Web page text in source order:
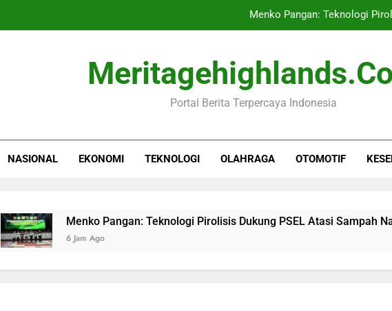
Menko Pangan: Teknologi
Putin Diperkirakan
Kebakaran Gedung
Portal Berita Terpercaya Indonesia
NASIONAL EKONOMI TEKNOLOGI OLAHRAGA OTOMOTIF
Menko Pangan: Teknologi Pirolisis Dukung PSEL Atasi Sampah Nasional
6 Jam Ago